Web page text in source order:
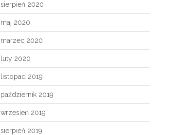
sierpień 2020
maj 2020
marzec 2020
luty 2020
listopad 2019
październik 2019
wrzesień 2019
sierpień 2019